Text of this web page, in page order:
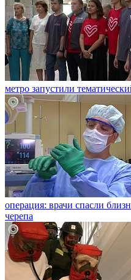
метро запустили
операция: врачи спасли
черепа